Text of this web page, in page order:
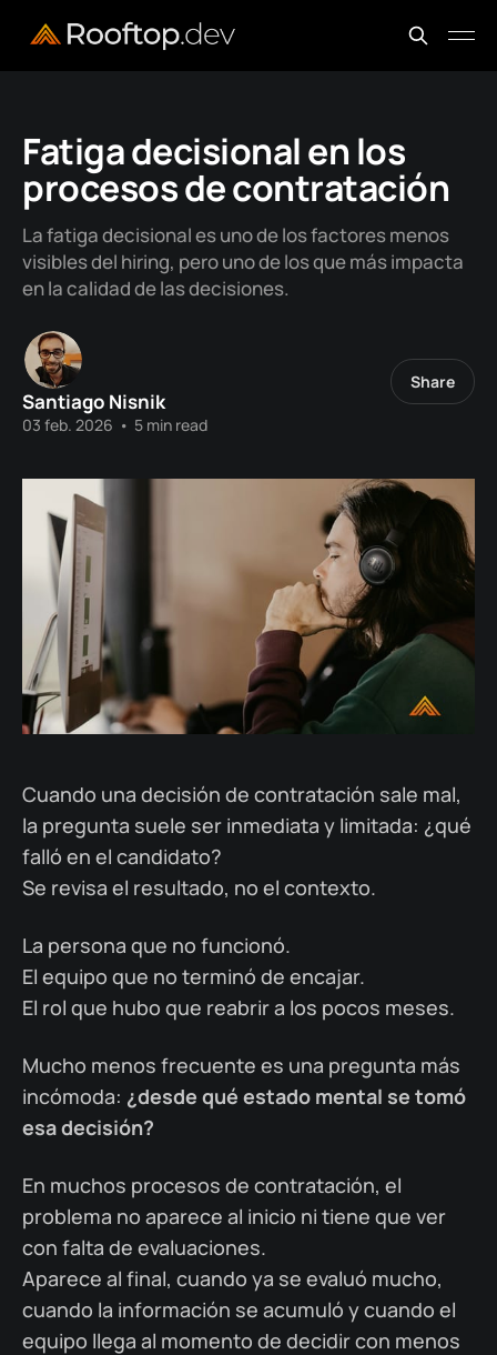
Fatiga decisional en los
procesos de contratación
La fatiga decisional es uno de los factores menos
visibles del hiring, pero uno de los que más impacta
en la calidad de las decisiones.
Santiago Nisnik
03 feb. 2026 • 5 min read
Share
Cuando una decisión de contratación sale mal,
la pregunta suele ser inmediata y limitada: ¿qué
falló en el candidato?
Se revisa el resultado, no el contexto.
La persona que no funcionó.
El equipo que no terminó de encajar.
El rol que hubo que reabrir a los pocos meses.
Mucho menos frecuente es una pregunta más
incómoda: ¿desde qué estado mental se tomó
esa decisión?
En muchos procesos de contratación, el
problema no aparece al inicio ni tiene que ver
con falta de evaluaciones.
Aparece al final, cuando ya se evaluó mucho,
cuando la información se acumuló y cuando el
equipo llega al momento de decidir con menos